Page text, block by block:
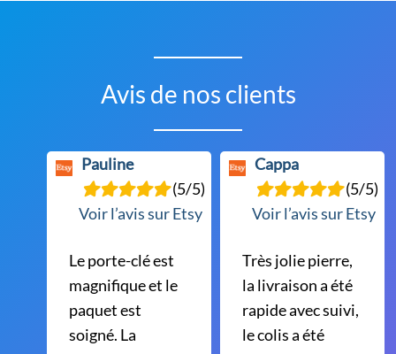
Avis de nos clients
Pauline
(5/5)
Voir l’avis sur Etsy
Le porte-clé est
magnifique et le
paquet est
soigné. La
Cappa
(5/5)
Voir l’avis sur Etsy
Très jolie pierre,
la livraison a été
rapide avec suivi,
le colis a été